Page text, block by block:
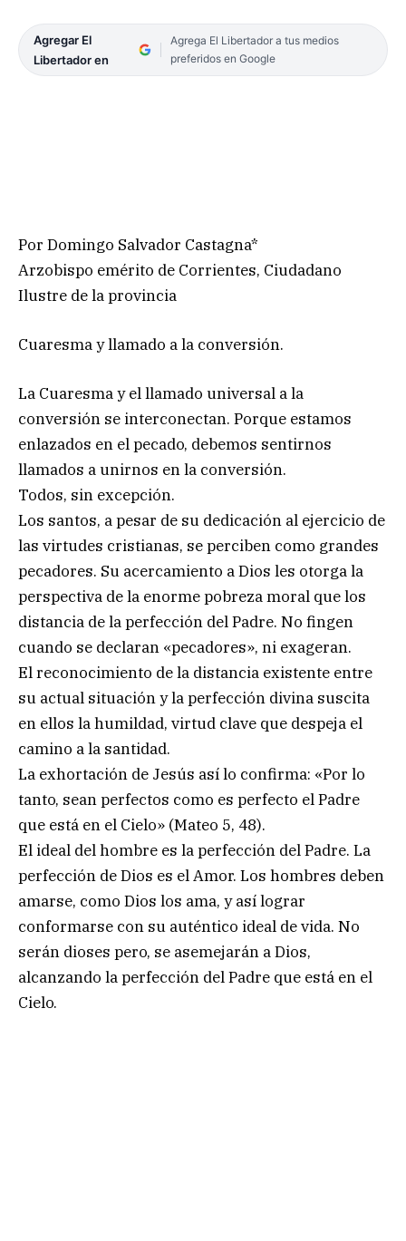
Agregar El
Libertador en
Agrega El Libertador a tus medios
preferidos en Google
Por Domingo Salvador Castagna*
Arzobispo emérito de Corrientes, Ciudadano
Ilustre de la provincia
Cuaresma y llamado a la conversión.
La Cuaresma y el llamado universal a la
conversión se interconectan. Porque estamos
enlazados en el pecado, debemos sentirnos
llamados a unirnos en la conversión.
Todos, sin excepción.
Los santos, a pesar de su dedicación al ejercicio de
las virtudes cristianas, se perciben como grandes
pecadores. Su acercamiento a Dios les otorga la
perspectiva de la enorme pobreza moral que los
distancia de la perfección del Padre. No fingen
cuando se declaran «pecadores», ni exageran.
El reconocimiento de la distancia existente entre
su actual situación y la perfección divina suscita
en ellos la humildad, virtud clave que despeja el
camino a la santidad.
La exhortación de Jesús así lo confirma: «Por lo
tanto, sean perfectos como es perfecto el Padre
que está en el Cielo» (Mateo 5, 48).
El ideal del hombre es la perfección del Padre. La
perfección de Dios es el Amor. Los hombres deben
amarse, como Dios los ama, y así lograr
conformarse con su auténtico ideal de vida. No
serán dioses pero, se asemejarán a Dios,
alcanzando la perfección del Padre que está en el
Cielo.